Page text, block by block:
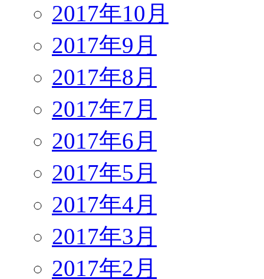
2017年10月
2017年9月
2017年8月
2017年7月
2017年6月
2017年5月
2017年4月
2017年3月
2017年2月